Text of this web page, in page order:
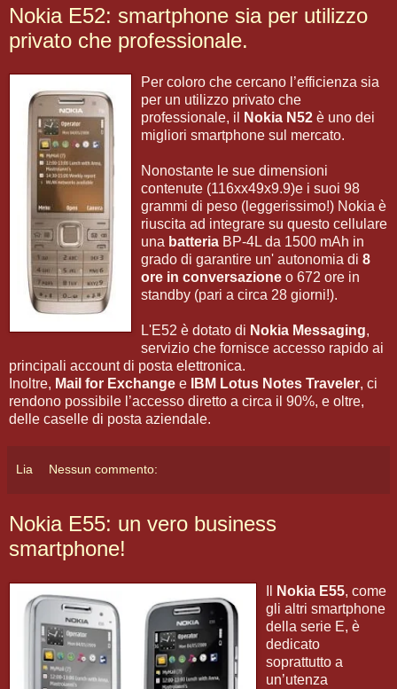
Nokia E52: smartphone sia per utilizzo
privato che professionale.
Per coloro che cercano l’efficienza sia
per un utilizzo privato che
professionale, il
Nokia N52 è uno dei
migliori smartphone sul mercato.
Nonostante le sue dimensioni
contenute (116xx49x9.9)e i suoi 98
grammi di peso (leggerissimo!) Nokia è
riuscita ad integrare su questo cellulare
una batteria BP-4L da 1500 mAh in
grado di garantire un' autonomia di 8
ore in conversazione o 672 ore in
standby (pari a circa 28 giorni!).
L'E52 è dotato di Nokia Messaging,
servizio che fornisce accesso rapido ai
principali account di posta elettronica.
Inoltre, Mail for Exchange e IBM Lotus Notes Traveler, ci
rendono possibile l’accesso diretto a circa il 90%, e oltre,
delle caselle di posta aziendale.
Lia Nessun commento:
Nokia E55: un vero business
smartphone!
Nokia E55, come
gli altri smartphone
della serie E, è
dedicato
soprattutto a
un’utenza